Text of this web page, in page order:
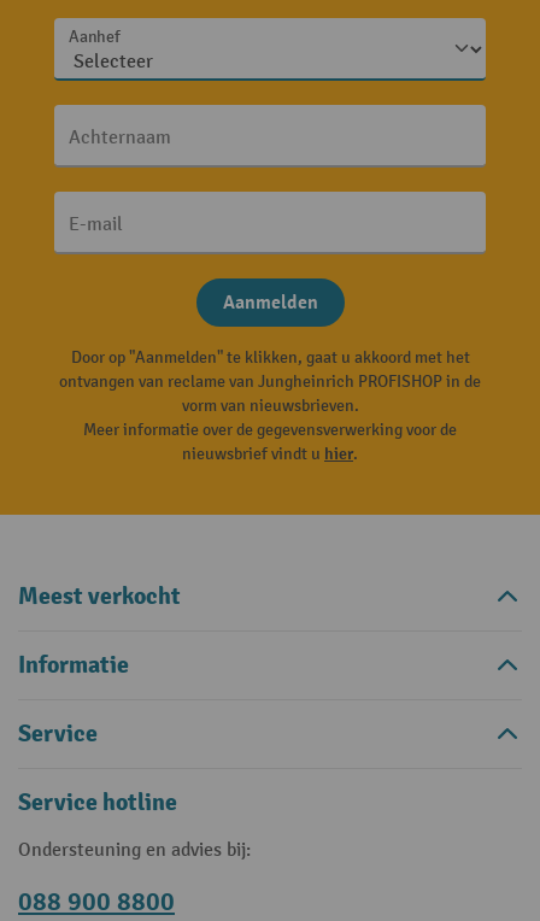
Aanhef
Achternaam
E-mail
Aanmelden
Door op "Aanmelden" te klikken, gaat u akkoord met het
ontvangen van reclame van Jungheinrich PROFISHOP in de
vorm van nieuwsbrieven.
Meer informatie over de gegevensverwerking voor de
nieuwsbrief vindt u hier.
Meest verkocht
Informatie
Service
Service hotline
Ondersteuning en advies bij:
088 900 8800